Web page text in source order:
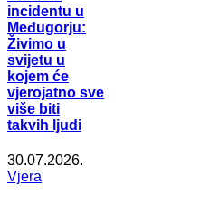
incidentu u
Međugorju:
Živimo u
svijetu u
kojem će
vjerojatno sve
više biti
takvih ljudi
30.07.2026.
Vjera